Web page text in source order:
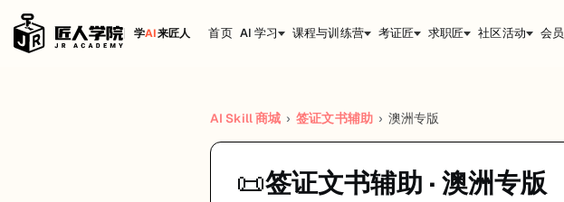
学AI来匠人 首页 AI 学习 课程与训练营 考证匠 求职匠 社区活动 会员
AI Skill 商城 › 签证文书辅助 › 澳洲专版
📜签证文书辅助 ·澳洲专版